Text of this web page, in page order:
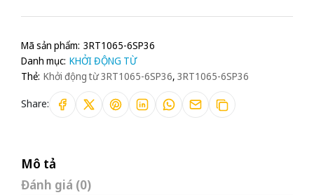
Mã sản phẩm: 3RT1065-6SP36
Danh mục: KHỞI ĐỘNG TỪ
Thẻ: Khởi động từ 3RT1065-6SP36, 3RT1065-6SP36
Share:
Mô tả
Đánh giá (0)